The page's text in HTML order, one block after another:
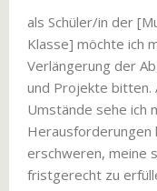
als Schüler/in der
Klasse] möchte ich
Verlängerung der
und Projekte bitten.
Umstände sehe ich
erschweren, meine
fristgerecht zu